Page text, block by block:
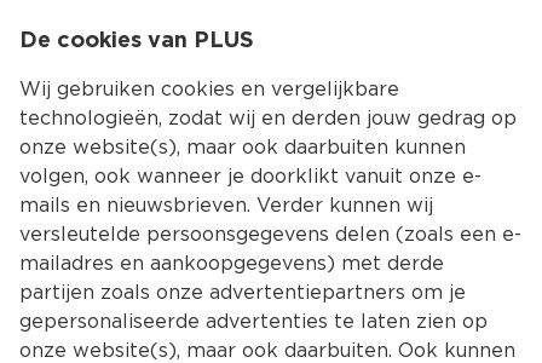
Kies jouw
Terug Producten
De cookies van PLUS
Wij gebruiken cookies en vergelijkbare
technologieën, zodat wij en derden jouw gedrag op
onze website(s), maar ook daarbuiten kunnen
volgen, ook wanneer je doorklikt vanuit onze e-
mails en nieuwsbrieven. Verder kunnen wij
versleutelde persoonsgegevens delen (zoals een e-
mailadres en aankoopgegevens) met derde
partijen zoals onze advertentiepartners om je
gepersonaliseerde advertenties te laten zien op
onze website(s), maar ook daarbuiten. Ook kunnen